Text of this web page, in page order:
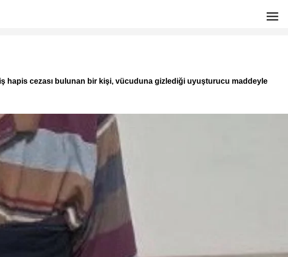
hapis cezası bulunan bir kişi, vücuduna gizlediği uyuşturucu maddeyle